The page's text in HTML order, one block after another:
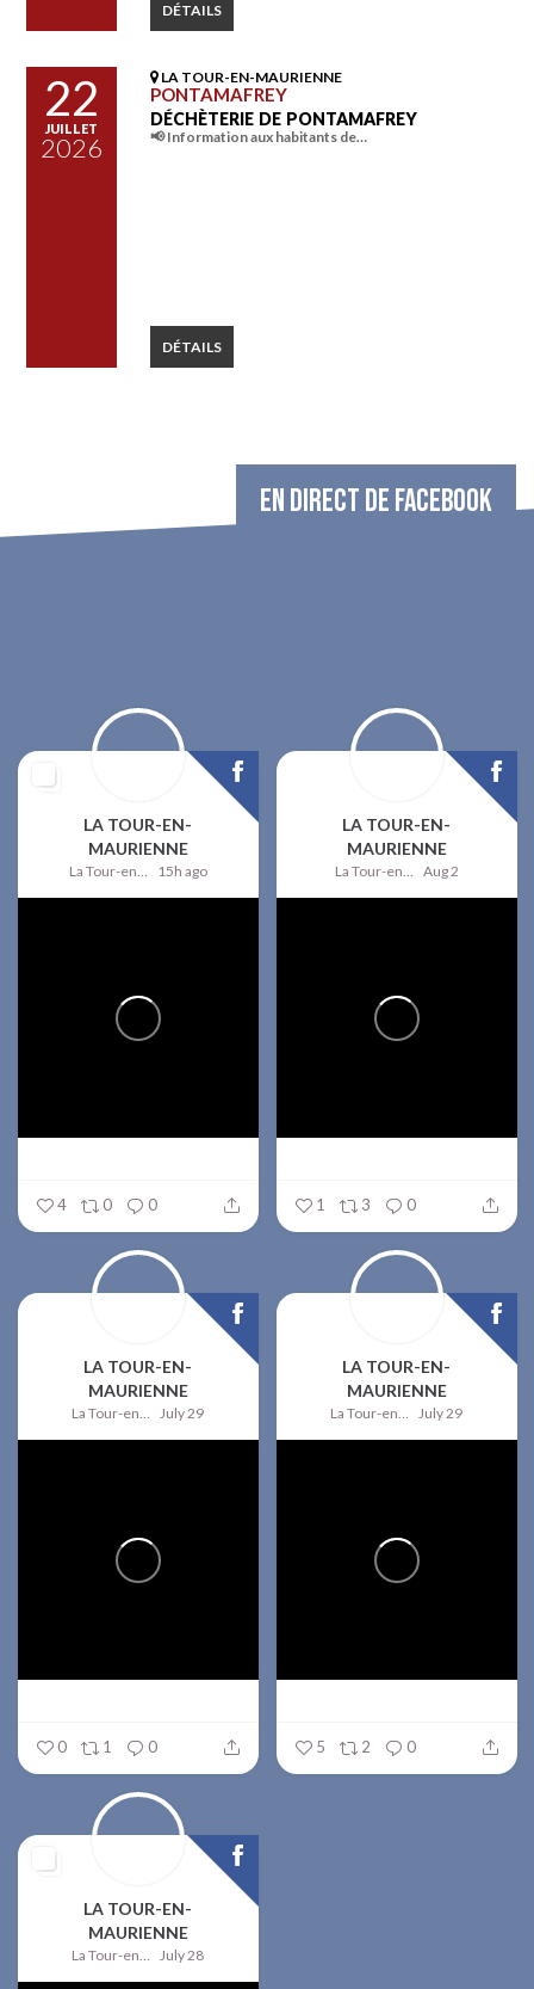
DÉTAILS
22
JUILLET
2026
LA TOUR-EN-MAURIENNE
PONTAMAFREY
DÉCHÈTERIE DE PONTAMAFREY
📢 Information aux habitants de…
DÉTAILS
EN DIRECT DE FACEBOOK
LA TOUR-EN-
MAURIENNE
La Tour-en-Maurienne 15h ago
4 0 0
LA TOUR-EN-
MAURIENNE
La Tour-en-Maurienne Aug 2
1 3 0
LA TOUR-EN-
MAURIENNE
La Tour-en-Maurienne July 29
0 1 0
LA TOUR-EN-
MAURIENNE
La Tour-en-Maurienne July 29
5 2 0
LA TOUR-EN-
MAURIENNE
La Tour-en-Maurienne July 28